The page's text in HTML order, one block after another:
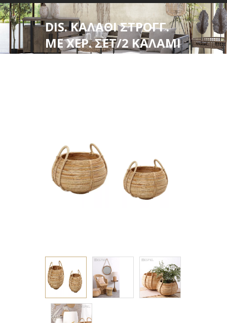
DIS. ΚΑΛΑΘΙ ΣΤΡΟΓΓ.
ΜΕ ΧΕΡ. ΣΕΤ/2 ΚΑΛΑΜΙ
35-24ΕΚ